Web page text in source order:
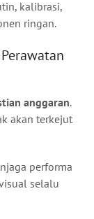
kalibrasi,
ringan.
anggaran.
akan terkejut
performa
selalu